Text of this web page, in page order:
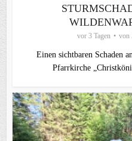
vor 3 Tagen von
Einen sichtbaren Schaden
Pfarrkirche